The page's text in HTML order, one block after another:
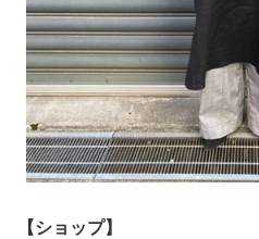
【ショップ】